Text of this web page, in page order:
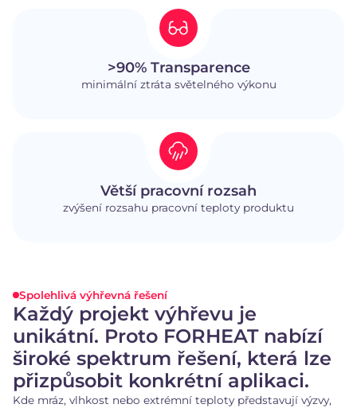
>90% Transparence
minimální ztráta světelného výkonu
Větší pracovní rozsah
zvýšení rozsahu pracovní teploty produktu
Spolehlivá výhřevná řešení
Každý projekt výhřevu je
unikátní. Proto FORHEAT nabízí
široké spektrum řešení, která lze
přizpůsobit konkrétní aplikaci.
Kde mráz, vlhkost nebo extrémní teploty představují výzvy,